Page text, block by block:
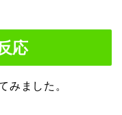
応
みました。